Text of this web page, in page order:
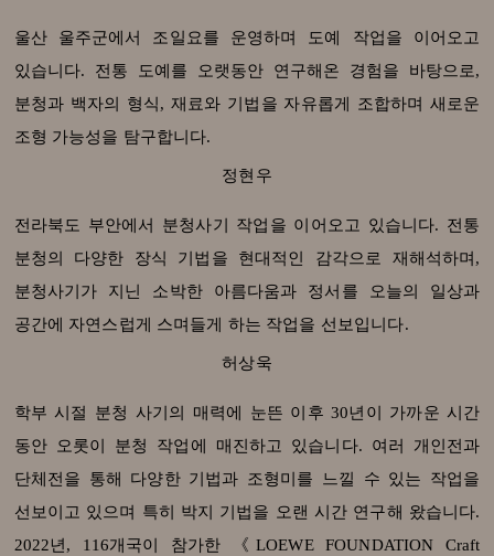
울산 울주군에서 조일요를 운영하며 도예 작업을 이어오고
있습니다. 전통 도예를 오랫동안 연구해온 경험을 바탕으로,
분청과 백자의 형식, 재료와 기법을 자유롭게 조합하며 새로운
조형 가능성을 탐구합니다.
정현우
전라북도 부안에서 분청사기 작업을 이어오고 있습니다. 전통
분청의 다양한 장식 기법을 현대적인 감각으로 재해석하며,
분청사기가 지닌 소박한 아름다움과 정서를 오늘의 일상과
공간에 자연스럽게 스며들게 하는 작업을 선보입니다.
허상욱
학부 시절 분청 사기의 매력에 눈뜬 이후 30년이 가까운 시간
동안 오롯이 분청 작업에 매진하고 있습니다. 여러 개인전과
단체전을 통해 다양한 기법과 조형미를 느낄 수 있는 작업을
선보이고 있으며 특히 박지 기법을 오랜 시간 연구해 왔습니다.
2022년, 116개국이 참가한 《LOEWE FOUNDATION Craft